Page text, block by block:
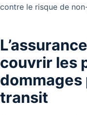
contre le risque de
couvrir les
transit